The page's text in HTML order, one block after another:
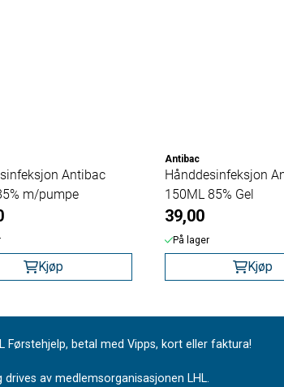
Antibac
m/pumpe
Kjøp
Antibac
Hånddesinfeksjon
150ML 85% Gel
39,00
På lager
Kjøp
Førstehjelp, betal med Vipps, kort eller faktura!
drives av medlemsorganisasjonen LHL.